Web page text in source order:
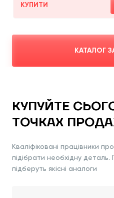
КУПИТИ
КАТАЛОГ
КУПУЙТЕ
ТОЧКАХ
Кваліфіковані працівники
підібрати необхідну
підберуть якісні аналоги